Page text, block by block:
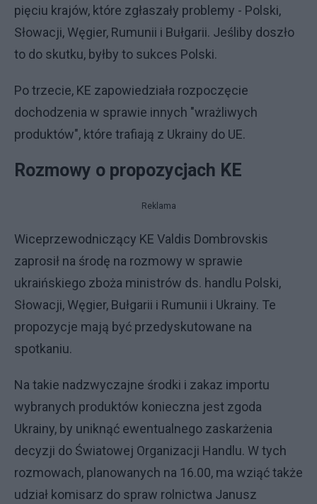
pięciu krajów, które zgłaszały problemy - Polski,
Słowacji, Węgier, Rumunii i Bułgarii. Jeśliby doszło
to do skutku, byłby to sukces Polski.
Po trzecie, KE zapowiedziała rozpoczęcie
dochodzenia w sprawie innych "wrażliwych
produktów", które trafiają z Ukrainy do UE.
Rozmowy o propozycjach KE
Reklama
Wiceprzewodniczący KE Valdis Dombrovskis
zaprosił na środę na rozmowy w sprawie
ukraińskiego zboża ministrów ds. handlu Polski,
Słowacji, Węgier, Bułgarii i Rumunii i Ukrainy. Te
propozycje mają być przedyskutowane na
spotkaniu.
Na takie nadzwyczajne środki i zakaz importu
wybranych produktów konieczna jest zgoda
Ukrainy, by uniknąć ewentualnego zaskarżenia
decyzji do Światowej Organizacji Handlu. W tych
rozmowach, planowanych na 16.00, ma wziąć także
udział komisarz do spraw rolnictwa Janusz